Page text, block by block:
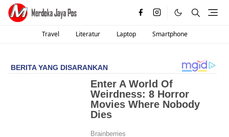
Travel Literatur Laptop Smartphone